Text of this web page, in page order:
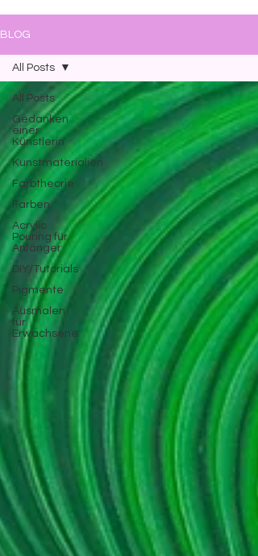
BLOG
All Posts
Gedanken
einer
Künstlerin
Kunstmaterialien
Farbtheorie
Farben
Acrylic
Pouring für
Anfänger
DIY/Tutorials
Pigmente
Ausmalen
für
Erwachsene
All Posts